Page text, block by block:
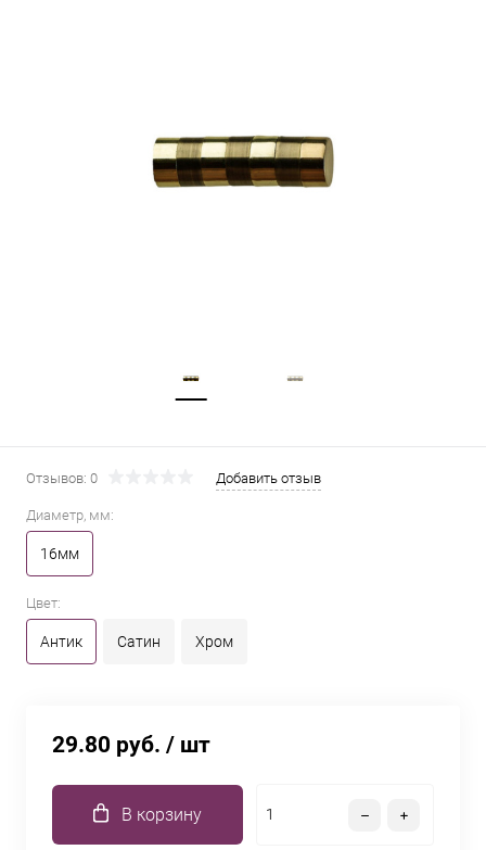
Отзывов: 0 Добавить отзыв
Диаметр, мм:
16мм
Цвет:
Антик Сатин Хром
29.80 руб. / шт
В корзину